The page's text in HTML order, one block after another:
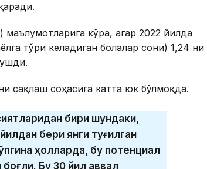
кўра, агар 2022 йилда
тўғри келадиган болалар сони) 1,24 ни
сақлаш соҳасига катта юк бўлмоқда.
бири шундаки,
бери янги туғилган
ҳолларда, бу потенциал
Бу 30 йил аввал